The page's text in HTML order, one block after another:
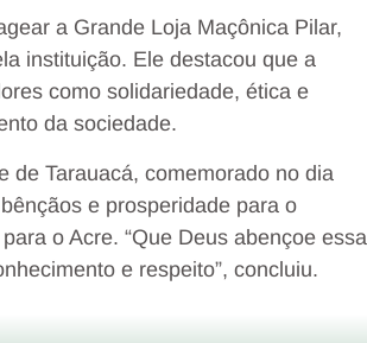
a Grande Loja Maçônica Pilar,
instituição. Ele destacou que a
como solidariedade, ética e
da sociedade.
de Tarauacá, comemorado no dia
e prosperidade para o
o Acre. “Que Deus abençoe essa
e respeito”, concluiu.